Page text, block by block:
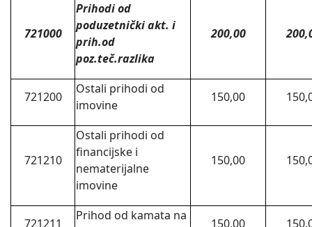
721000
Prihodi od
poduzetnički akt. i
prih.od
poz.teč.razlika
200,00
721200
Ostali prihodi od
imovine
150,00
721210
Ostali prihodi od
financijske i
nematerijalne
imovine
150,00
721211
Prihod od kamata na
150,00